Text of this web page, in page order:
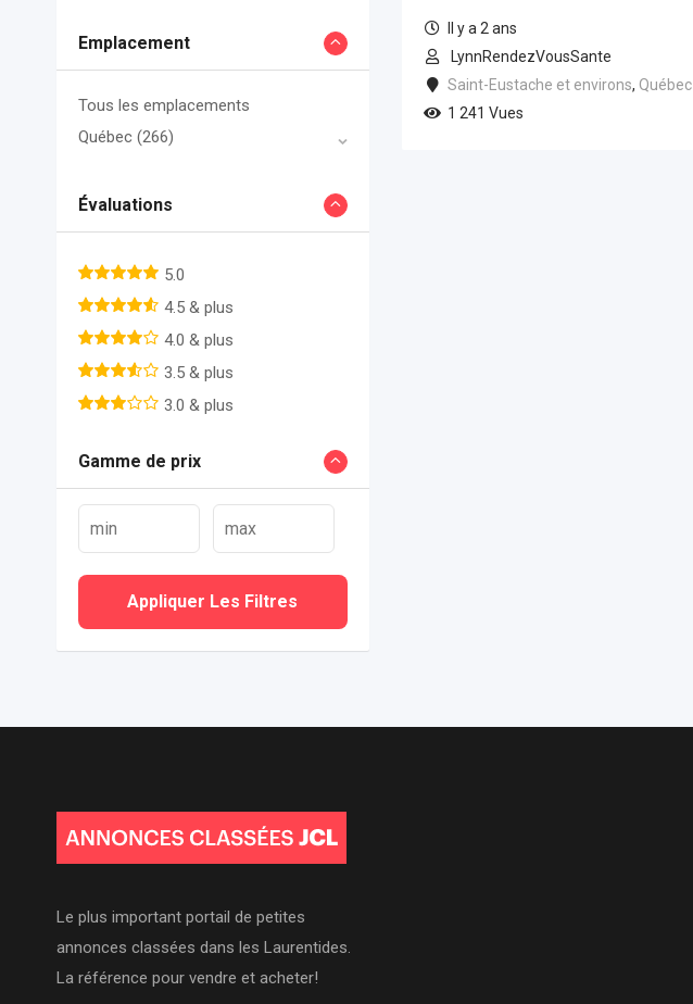
Emplacement
Tous les emplacements
Québec (266)
Évaluations
5.0
4.5 & plus
4.0 & plus
3.5 & plus
3.0 & plus
Gamme de prix
Appliquer Les Filtres
Il y a 2 ans
LynnRendezVousSante
Saint-Eustache et environs, Québec
1 241 Vues
Le plus important portail de petites
annonces classées dans les Laurentides.
La référence pour vendre et acheter!